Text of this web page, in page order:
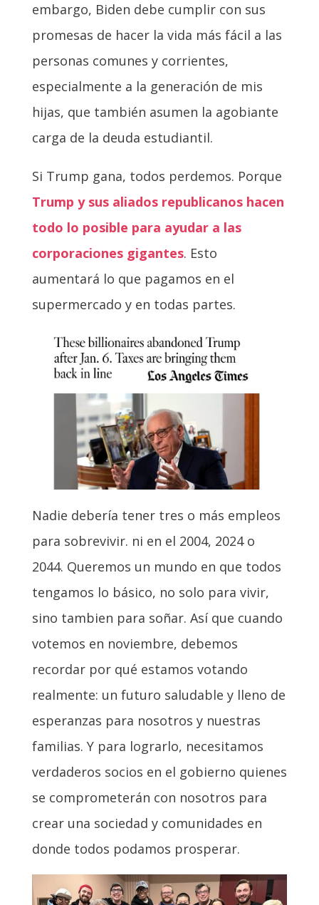
embargo, Biden debe cumplir con sus
promesas de hacer la vida más fácil a las
personas comunes y corrientes,
especialmente a la generación de mis
hijas, que también asumen la agobiante
carga de la deuda estudiantil.
Si Trump gana, todos perdemos. Porque
Trump y sus aliados republicanos hacen
todo lo posible para ayudar a las
corporaciones gigantes. Esto
aumentará lo que pagamos en el
supermercado y en todas partes.
Nadie debería tener tres o más empleos
para sobrevivir. ni en el 2004, 2024 o
2044. Queremos un mundo en que todos
tengamos lo básico, no solo para vivir,
sino tambien para soñar. Así que cuando
votemos en noviembre, debemos
recordar por qué estamos votando
realmente: un futuro saludable y lleno de
esperanzas para nosotros y nuestras
familias. Y para lograrlo, necesitamos
verdaderos socios en el gobierno quienes
se comprometerán con nosotros para
crear una sociedad y comunidades en
donde todos podamos prosperar.